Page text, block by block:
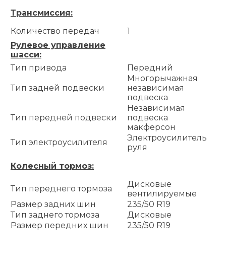
Трансмиссия:
Количество передач
1
Рулевое управление
шасси:
Тип привода
Передний
Тип задней подвески
Многорычажная
независимая
подвеска
Тип передней подвески
Независимая
подвеска
макферсон
Тип электроусилителя
Электроусилитель
руля
Колесный тормоз:
Тип переднего тормоза
Дисковые
вентилируемые
Размер задних шин
235/50 R19
Тип заднего тормоза
Дисковые
Размер передних шин
235/50 R19